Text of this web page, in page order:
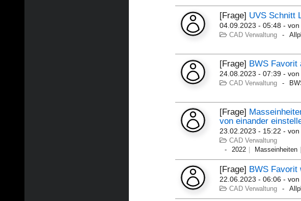
[Frage] UVS Schnitt
04.09.2023 - 05:48 -
CAD Verwaltung
[Frage] BWS Favorit
24.08.2023 - 07:39 -
CAD Verwaltung
[Frage]
von einander
23.02.2023 - 15:22 -
CAD Verwaltung
2022
Masseinheiten
[Frage] BWS Favorit
22.06.2023 - 06:06 -
CAD Verwaltung